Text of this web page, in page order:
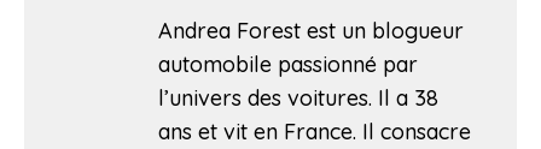
Andrea Forest est un blogueur
automobile passionné par
l’univers des voitures. Il a 38
ans et vit en France. Il consacre